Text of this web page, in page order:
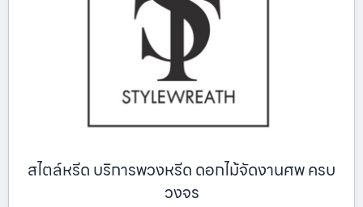
สไตล์หรีด บริการพวงหรีด ดอกไม้จัดงานศพ ครบ
วงจร